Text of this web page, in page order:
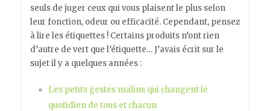
seuls de juger ceux qui vous plaisent le plus selon
leur fonction, odeur ou efficacité. Cependant, pensez
à lire les étiquettes ! Certains produits n’ont rien
d’autre de vert que l’étiquette… J’avais écrit sur le
sujet il y a quelques années :
Les petits gestes malins qui changent le
quotidien de tous et chacun